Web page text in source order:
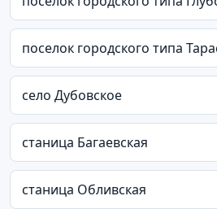
поселок городского типа
село Дубовское
станица Багаевская
станица Обливская